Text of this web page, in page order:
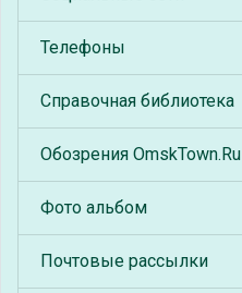
Телефоны
Справочная библиотека
Обозрения OmskTown.Ru
Фото альбом
Почтовые рассылки